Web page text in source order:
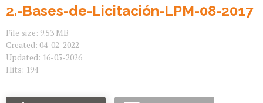
2.-Bases-de-Licitación-LPM-08-2017
File size: 9.53 MB
Created: 04-02-2022
Updated: 16-05-2026
Hits: 194